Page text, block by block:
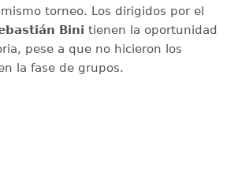
torneo. Los dirigidos por el
Bini tienen la oportunidad
pese a que no hicieron los
la fase de grupos.